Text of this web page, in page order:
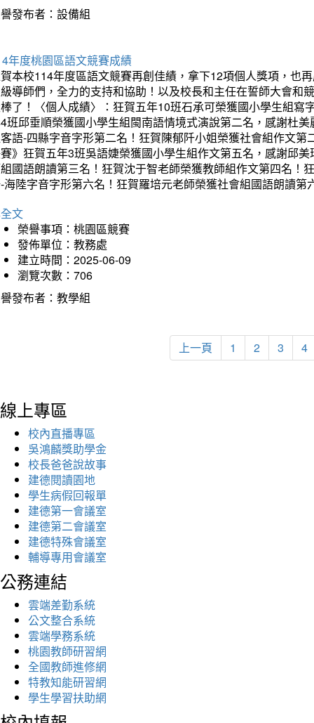
發布者：設備組
年度桃園區語文競賽成績
本校114年度區語文競賽再創佳績，拿下12項個人獎項，也
導師們，全力的支持和協助！以及校長和主任在誓師大會和
了！〈個人成績〉：狂賀五年10班石承可榮獲國小學生組
班邱垂順榮獲國小學生組閩南語情境式演說第二名，感謝杜
語-四縣字音字形第二名！狂賀陳郁阡小姐榮獲社會組作文
》狂賀五年3班吳語婕榮獲國小學生組作文第五名，感謝邱
國語朗讀第三名！狂賀沈于智老師榮獲教師組作文第四名！
海陸字音字形第六名！狂賀羅培元老師榮獲社會組國語朗讀
文
榮譽事項：桃園區競賽
發佈單位：教務處
建立時間：2025-06-09
瀏覽次數：706
發布者：教學組
上一頁 1 2 3 4
線上專區
校內直播專區
吳鴻麟獎助學金
校長爸爸說故事
建德閱讀園地
學生病假回報單
建德第一會議室
建德第二會議室
建德特殊會議室
輔導專用會議室
公務連結
雲端差勤系統
公文整合系統
雲端學務系統
桃園教師研習網
全國教師進修網
特教知能研習網
學生學習扶助網